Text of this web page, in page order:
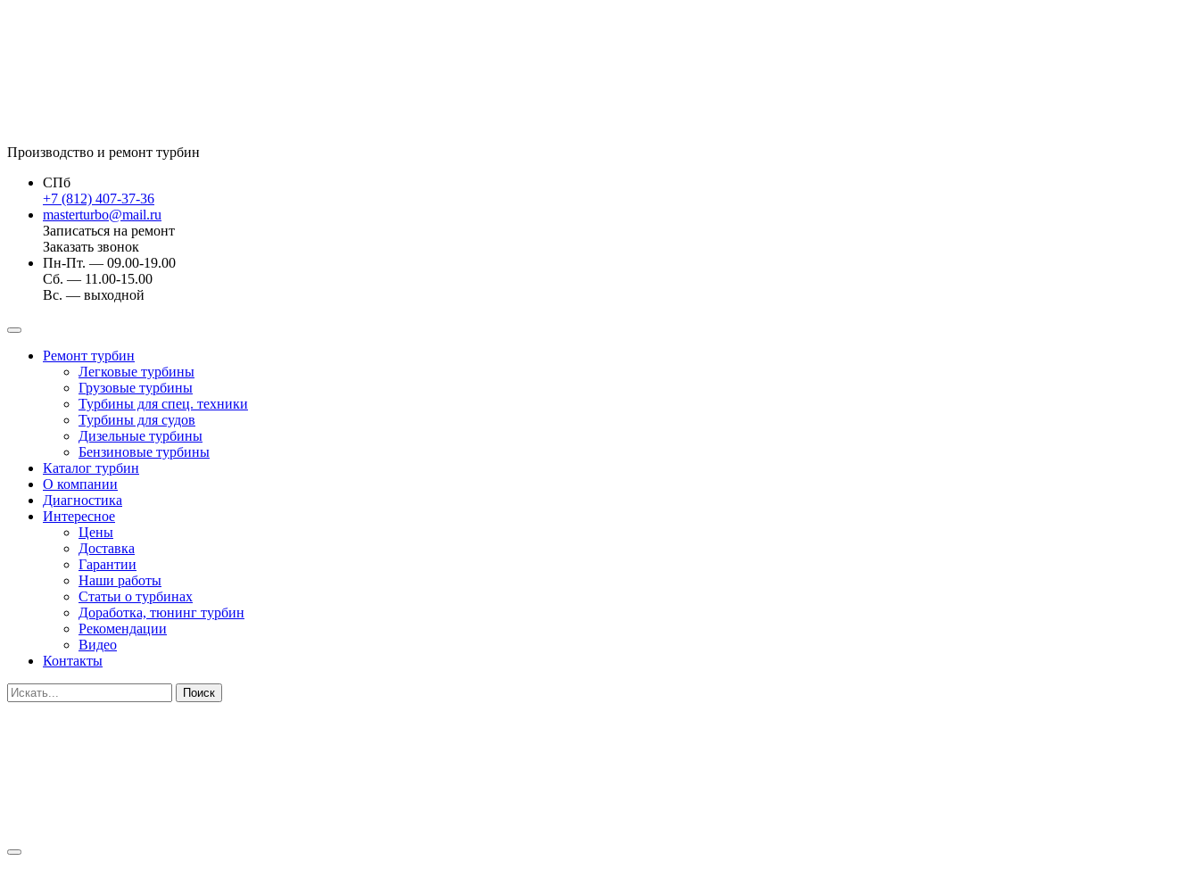
Производство и ремонт турбин
СПб
+7 (812) 407-37-36
masterturbo@mail.ru
Записаться на ремонт
Заказать звонок
Пн-Пт. — 09.00-19.00
Сб. — 11.00-15.00
Вс. — выходной
Ремонт турбин
Легковые турбины
Грузовые турбины
Турбины для спец. техники
Турбины для судов
Дизельные турбины
Бензиновые турбины
Каталог турбин
О компании
Диагностика
Интересное
Цены
Доставка
Гарантии
Наши работы
Статьи о турбинах
Доработка, тюнинг турбин
Рекомендации
Видео
Контакты
Поиск